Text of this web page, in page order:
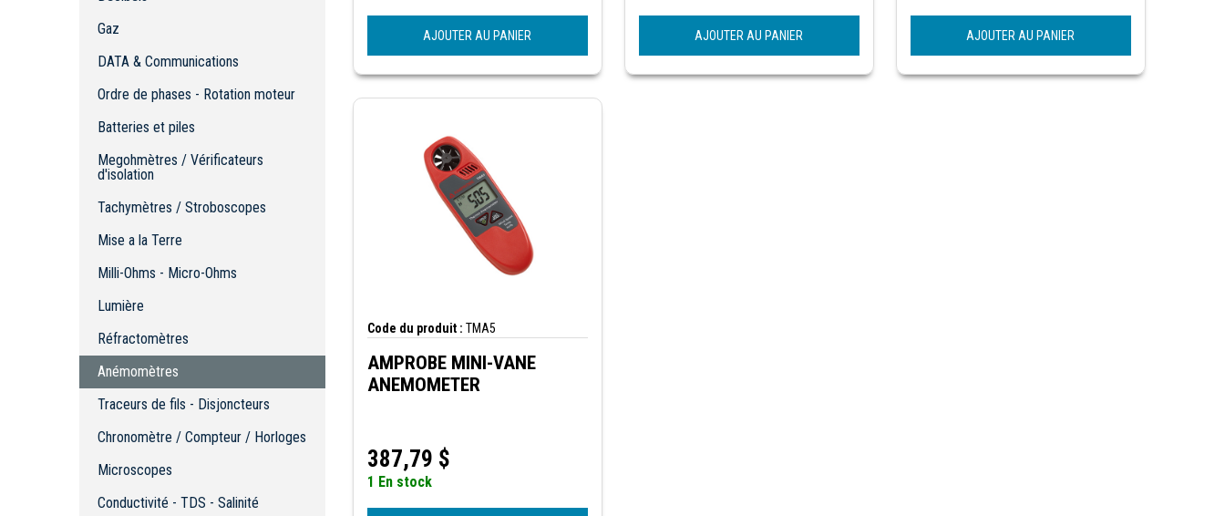
Tachymètres / Stroboscopes
Mise a la Terre
Milli-Ohms - Micro-Ohms
Réfractomètres
Anémomètres
Traceurs de fils - Disjoncteurs
Chronomètre / Compteur / Horloges
Détecteurs de métaux
Endoscopes
Condensateurs - Résistances -
Inductances - LCR
Générateurs de fonctions
Automobile
Force (pousse / tire)
Balances
Gaz
DATA & Communications
Ordre de phases - Rotation moteur
Batteries et piles
Megohmètres / Vérificateurs
d'isolation
Tachymètres / Stroboscopes
Mise a la Terre
Milli-Ohms - Micro-Ohms
Lumière
Réfractomètres
Anémomètres
Traceurs de fils - Disjoncteurs
Chronomètre / Compteur / Horloges
Microscopes
Conductivité - TDS - Salinité
AJOUTER AU PANIER AJOUTER AU PANIER AJOUTER AU PANIER
Code du produit : TMA5
AMPROBE MINI-VANE
ANEMOMETER
387,79 $
1 En stock